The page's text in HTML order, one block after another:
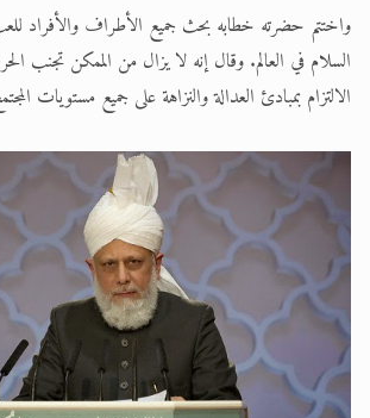
واختتم حضرته خطابه بحث جميع الأطراف والأفراد
السلام في العالم. وقال إنه لا يزال من الممكن تجنب الحرب
الالتزام بمبادئ العدالة والنزاهة على جميع مستويات